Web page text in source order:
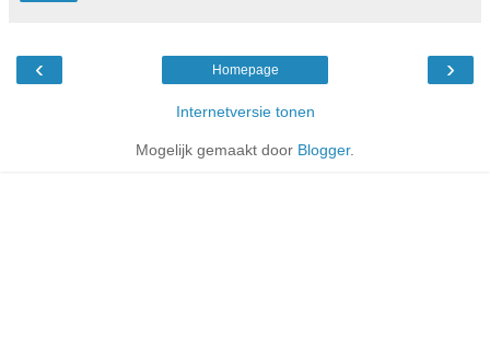
‹ ›
Homepage
Internetversie tonen
Mogelijk gemaakt door Blogger.